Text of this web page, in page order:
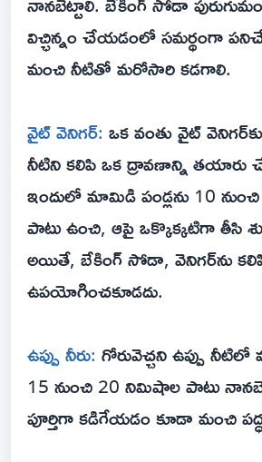
విచ్ఛిన్నం చేయడంలో సమర్థంగా
మంచి నీటితో మరోసారి కడగాలి.
వైట్ వెనిగర్: ఒక వంతు వైట్
నీటిని కలిపి ఒక ద్రావణాన్ని తయారు
ఇందులో మామిడి పండ్లను 10
పాటు ఉంచి, ఆపై ఒక్కొక్కటిగా తీసి
అయితే, బేకింగ్ సోడా, వెనిగర్‌ను
ఉపయోగించకూడదు.
ఉప్పు నీరు: గోరువెచ్చని ఉప్పు
15 నుంచి 20 నిమిషాల పాటు
పూర్తిగా కడిగేయడం కూడా మంచి